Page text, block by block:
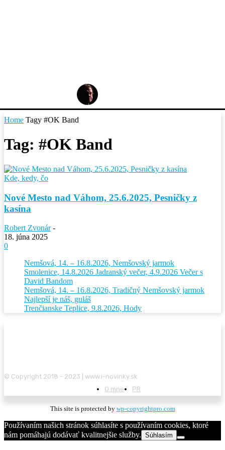
Home Tagy #OK Band
Tag: #OK Band
Kde, kedy, čo
Nové Mesto nad Váhom, 25.6.2025, Pesničky z
kasína
Robert Zvonár -
18. júna 2025
0
Nemšová, 14. – 16.8.2026, Nemšovský jarmok
Smolenice, 14.8.2026 Jadranský večer, 4.9.2026 Večer s
David Bandom
Nemšová, 14. – 16.8.2026, Tradičný Nemšovský jarmok
Najlepší je náš, guláš
Trenčianske Teplice, 9.8.2026, Hody
© Copyright 2018 - 2023 | www.i-novinky.sk
O mne
PR
This site is protected by wp-copyrightpro.com
Používaním našich stránok súhlasíte s používaním cookies, ktoré
nám pomáhajú dodávať kvalitnejšie služby. Súhlasím